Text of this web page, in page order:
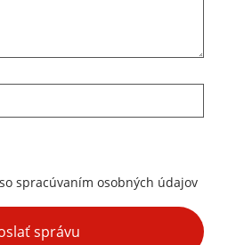
spracúvaním osobných údajov
správu